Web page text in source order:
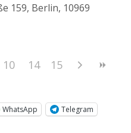
159, Berlin, 10969
7 8
10 11 12 13
14 15
WhatsApp
Telegram